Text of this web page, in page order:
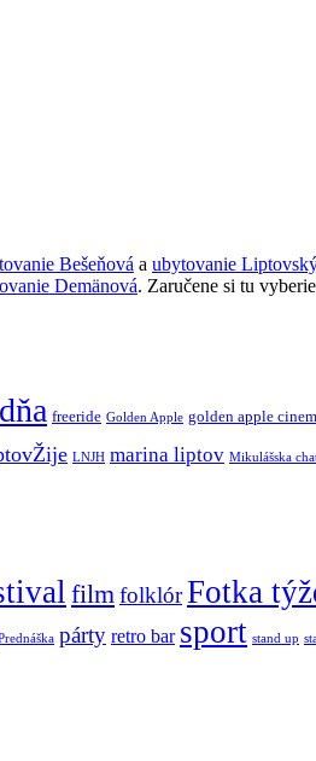
Bešeňová a ubytovanie
Demänová. Zaručene si tu
freeride Golden Apple golden apple
LNJH marina liptov Mikulášska
filmfolklórFotka
párty retro bar sport stand up